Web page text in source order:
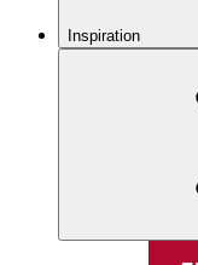
Inspiration